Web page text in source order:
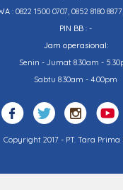
: 0822 1500 0707, 0852 8180
PIN BB : -
Jam operasional:
Senin - Jumat 8.30am -
Sabtu 8.30am - 4.00pm
Copyright 2017 - PT. Tara Prima